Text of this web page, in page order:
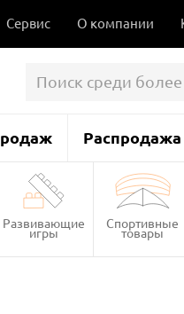
Сервис О компании
Распродажа
Развивающие
игры
Спортивные
товары